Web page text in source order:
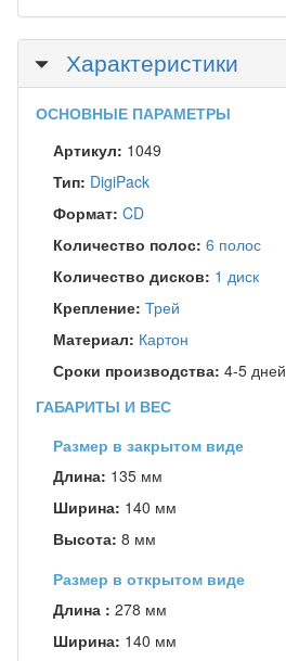
Скрыть
Характеристики
ОСНОВНЫЕ ПАРАМЕТРЫ
Артикул: 1049
Тип: DigiPack
Формат: CD
Количество полос: 6 полос
Количество дисков: 1 диск
Крепление: Трей
Материал: Картон
Сроки производства: 4-5 дней
ГАБАРИТЫ И ВЕС
Размер в закрытом виде
Длина: 135 мм
Ширина: 140 мм
Высота: 8 мм
Размер в открытом виде
Длина : 278 мм
Ширина: 140 мм